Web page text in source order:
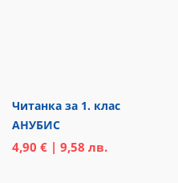
Читанка за 1. клас
АНУБИС
4,90 € | 9,58 лв.